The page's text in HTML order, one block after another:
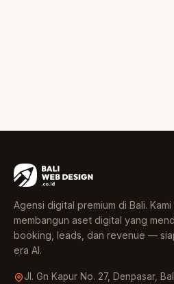
Agensi digital premium di Bali. Kami
membangun aset digital yang
booking, leads, dan revenue —
era AI.
Jl. Gn Kapur No. 27, Denpasar,